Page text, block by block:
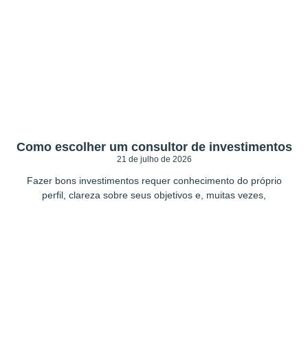
Como escolher um consultor de investimentos
21 de julho de 2026
Fazer bons investimentos requer conhecimento do próprio
perfil, clareza sobre seus objetivos e, muitas vezes,